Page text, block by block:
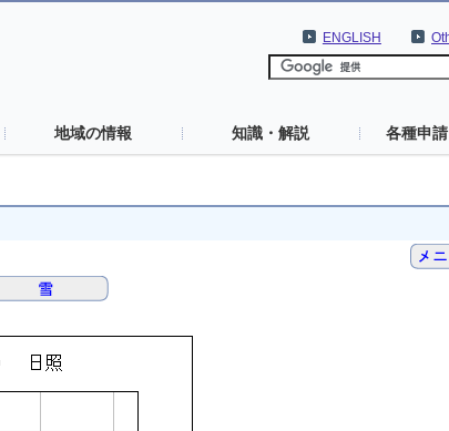
ENGLISH
地域の情報 知識・解説 各種申